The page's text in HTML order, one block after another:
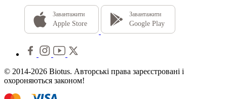
Завантажити
Apple Store
Завантажити
Google Play
© 2014-2026 Biotus. Авторські права зареєстровані і
охороняються законом!